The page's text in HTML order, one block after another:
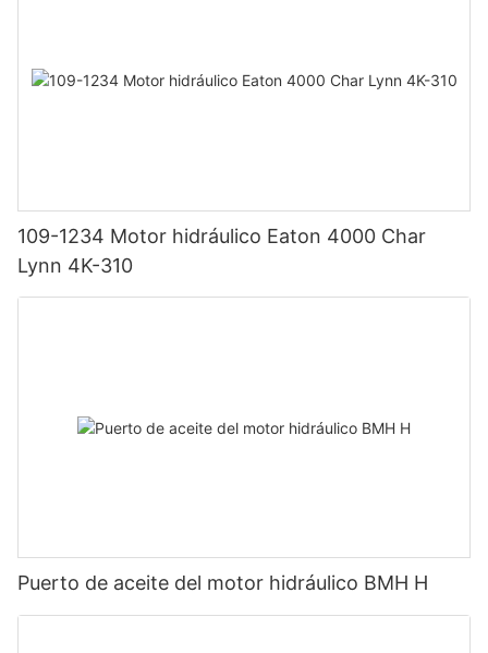
109-1234 Motor hidráulico Eaton 4000 Char
Lynn 4K-310
Puerto de aceite del motor hidráulico BMH H